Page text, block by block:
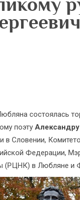
состоялась
поэту
в Словении,
Федерации,
(РЦНК) в Любляне и